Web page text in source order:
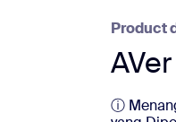
Product
ⓘ